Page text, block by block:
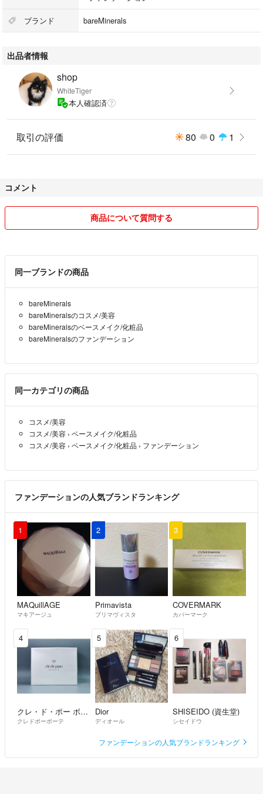
合計: ¥8490→¥3500
ブランド bareMinerals
出品者情報
shop
WhiteTiger
本人確認済
取引の評価 80 0 1
コメント
商品について質問する
同一ブランドの商品
bareMinerals
bareMineralsのコスメ/美容
bareMineralsのベースメイク/化粧品
bareMineralsのファンデーション
同一カテゴリの商品
コスメ/美容
コスメ/美容 › ベースメイク/化粧品
コスメ/美容 › ベースメイク/化粧品 › ファンデーション
ファンデーションの人気ブランドランキング
1
MAQuillAGE
マキアージュ
2
Primavista
プリマヴィスタ
3
COVERMARK
カバーマーク
4
クレ・ド・ポー ボーテ
クレドポーボーテ
5
Dior
ディオール
6
SHISEIDO (資生堂)
シセイドウ
ファンデーションの人気ブランドランキング